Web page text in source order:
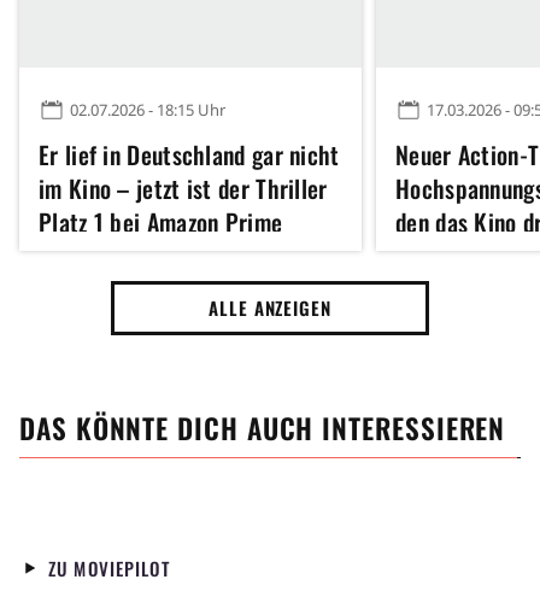
02.07.2026 - 18:15 Uhr
Er lief in Deutschland gar nicht
im Kino – jetzt ist der Thriller
Platz 1 bei Amazon Prime
17.03.2026 -
Neuer
den das Kino
Eine
Fuze vom
ALLE ANZEIGEN
DAS KÖNNTE DICH AUCH INTERESSIEREN
ZU MOVIEPILOT